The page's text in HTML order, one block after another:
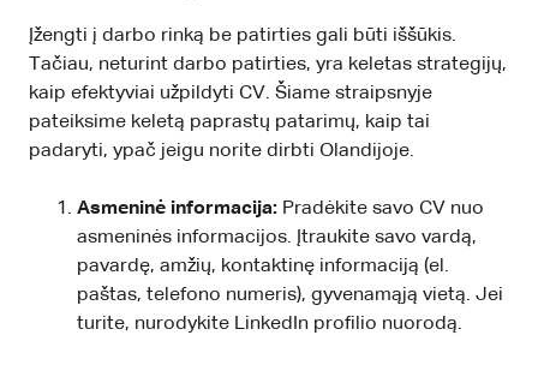
Įžengti į darbo rinką be patirties gali būti iššūkis.
Tačiau, neturint darbo patirties, yra keletas strategijų,
kaip efektyviai užpildyti CV. Šiame straipsnyje
pateiksime keletą paprastų patarimų, kaip tai
padaryti, ypač jeigu norite dirbti Olandijoje.
Asmeninė informacija: Pradėkite savo CV nuo
asmeninės informacijos. Įtraukite savo vardą,
pavardę, amžių, kontaktinę informaciją (el.
paštas, telefono numeris), gyvenamąją vietą. Jei
turite, nurodykite LinkedIn profilio nuorodą.